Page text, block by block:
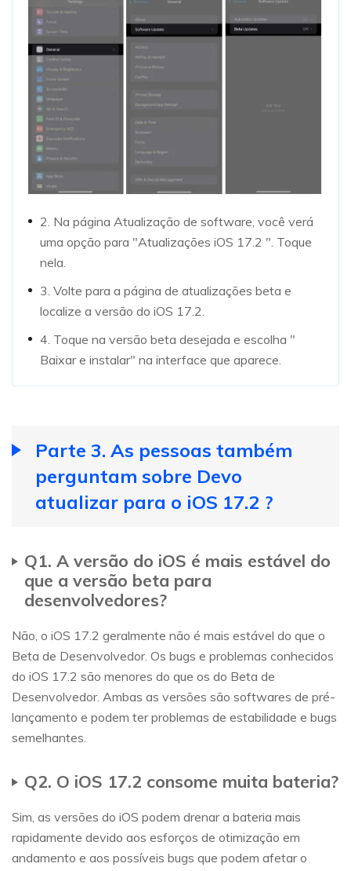
2. Na página Atualização de software, você verá
uma opção para "Atualizações iOS 17.2 ". Toque
nela.
3. Volte para a página de atualizações beta e
localize a versão do iOS 17.2.
4. Toque na versão beta desejada e escolha "
Baixar e instalar" na interface que aparece.
Parte 3. As pessoas também
perguntam sobre Devo
atualizar para o iOS 17.2 ?
Q1. A versão do iOS é mais estável do
que a versão beta para
desenvolvedores?
Não, o iOS 17.2 geralmente não é mais estável do que o
Beta de Desenvolvedor. Os bugs e problemas conhecidos
do iOS 17.2 são menores do que os do Beta de
Desenvolvedor. Ambas as versões são softwares de pré-
lançamento e podem ter problemas de estabilidade e bugs
semelhantes.
Q2. O iOS 17.2 consome muita bateria?
Sim, as versões do iOS podem drenar a bateria mais
rapidamente devido aos esforços de otimização em
andamento e aos possíveis bugs que podem afetar o